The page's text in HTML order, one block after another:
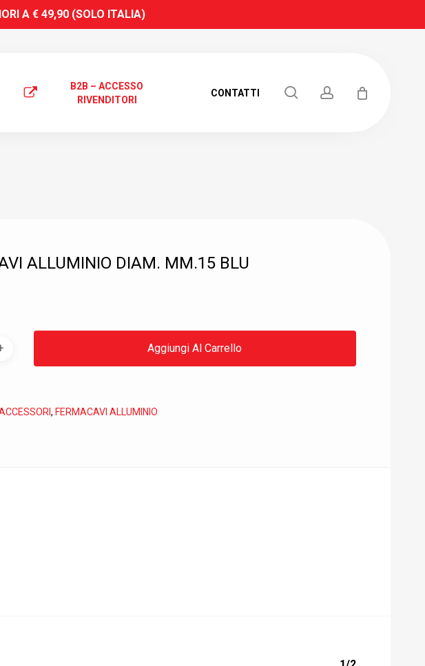
A € 49,90 (SOLO ITALIA)
B2B – ACCESSO
RIVENDITORI
CONTATTI search account
ALLUMINIO DIAM. MM.15 BLU
Aggiungi Al Carrello
, FERMACAVI ALLUMINIO